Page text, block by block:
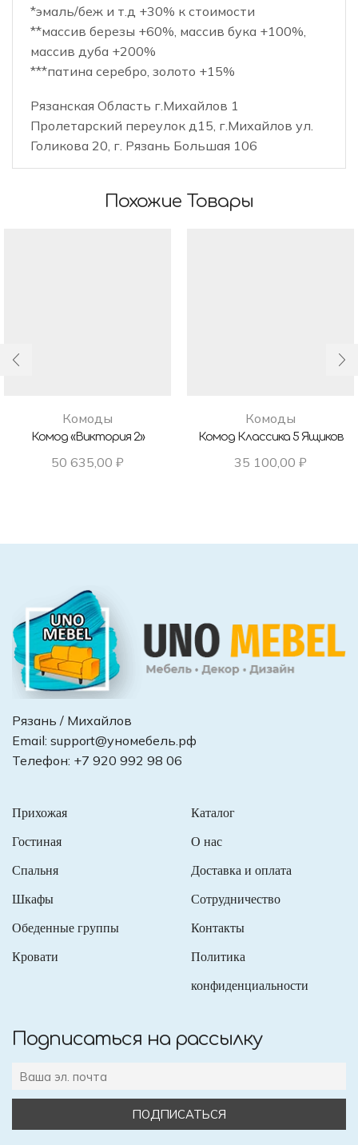
*эмаль/беж и т.д +30% к стоимости
**массив березы +60%, массив бука +100%,
массив дуба +200%
***патина серебро, золото +15%
Рязанская Область г.Михайлов 1
Пролетарский переулок д15, г.Михайлов ул.
Голикова 20, г. Рязань Большая 106
Похожие Товары
Комоды
Комод «Виктория 2»
50 635,00 ₽
Комоды
Комод Классика 5 Ящиков
35 100,00 ₽
Рязань / Михайлов
Email: support@уномебель.рф
Телефон: +7 920 992 98 06
Прихожая
Гостиная
Спальня
Шкафы
Обеденные группы
Кровати
Каталог
О нас
Доставка и оплата
Сотрудничество
Контакты
Политика
конфиденциальности
Подписаться на рассылку